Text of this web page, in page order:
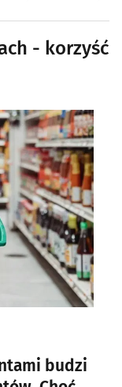
- korzyść
budzi